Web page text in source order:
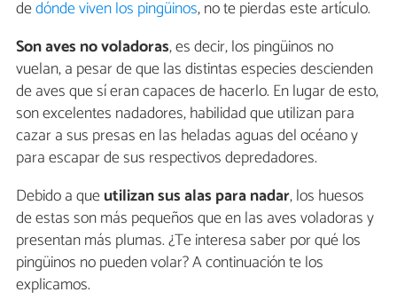
dedónde viven los pingüinos, no te pierdas este artículo.
Son aves no voladoras, es decir, los pingüinos no
vuelan, a pesar de que las distintas especies descienden
de aves que sí eran capaces de hacerlo. En lugar de esto,
son excelentes nadadores, habilidad que utilizan para
cazar a sus presas en las heladas aguas del océano y
para escapar de sus respectivos depredadores.
Debido a queutilizan sus alas para nadar, los huesos
de estas son más pequeños que en las aves voladoras y
presentan más plumas. ¿Te interesa saber por qué los
pingüinos no pueden volar? A continuación te los
explicamos.